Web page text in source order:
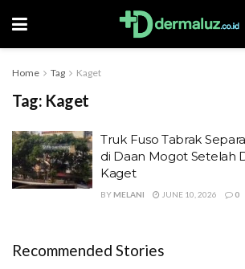
Home Tag Kaget
Tag: Kaget
Truk Fuso Tabrak
di Daan Mogot Setelah
Kaget
BY MELANI JUNE 10, 2026 0
Recommended Stories